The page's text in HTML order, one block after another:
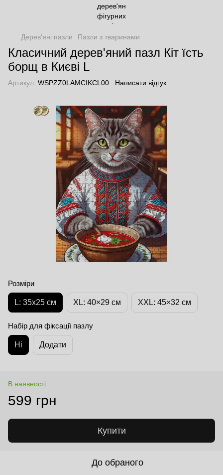
Дерев'яні пазли Пазли з тваринами
Класичний дерев'яний пазл Кіт їсть
борщ в Києві L
Артикул: WSPZZ0LAMCIKCL00 Написати відгук
Розміри
L: 35х25 см XL: 40×29 см XXL: 45×32 cм
Набір для фіксації пазлу
Ні Додати
В наявності
599 грн
Купити
До обраного